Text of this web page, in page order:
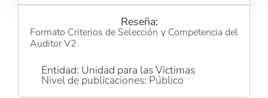
Reseña:
Formato Criterios de Selección y Competencia del
Auditor V2
Entidad: Unidad para las Victimas
Nivel de publicaciones: Público